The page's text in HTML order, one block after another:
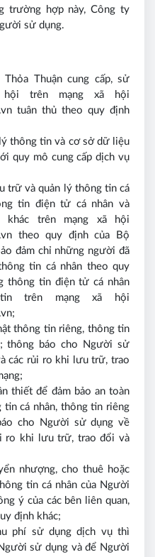
trường hợp này, Công ty
sử dụng.
Thuận cung cấp, sử
trên mạng xã hội
tuân thủ theo quy định
thông tin và cơ sở dữ liệu
quy mô cung cấp dịch vụ
trữ và quản lý thông tin cá
tin điện tử cá nhân và
khác trên mạng xã hội
theo quy định của Bộ
đảm chỉ những người đã
tin cá nhân theo quy
thông tin điện tử cá nhân
trên mạng xã hội
thông tin riêng, thông tin
thông báo cho Người sử
các rủi ro khi lưu trữ, trao
thiết để đảm bảo an toàn
cá nhân, thông tin riêng
cho Người sử dụng về
ro khi lưu trữ, trao đổi và
nhượng, cho thuê hoặc
tin cá nhân của Người
ý của các bên liên quan,
định khác;
phí sử dụng dịch vụ thì
sử dụng và để Người